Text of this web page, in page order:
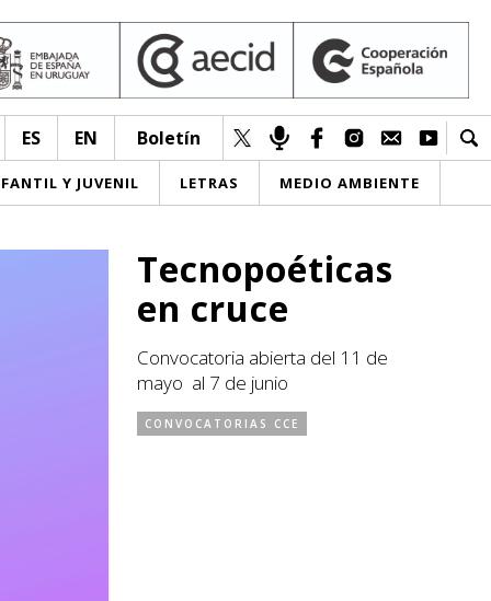
ES EN Boletín
Y JUVENIL LETRAS MEDIO AMBIENTE
Tecnopoéticas
en cruce
Convocatoria abierta del 11 de
mayo al 7 de junio
CONVOCATORIAS CCE